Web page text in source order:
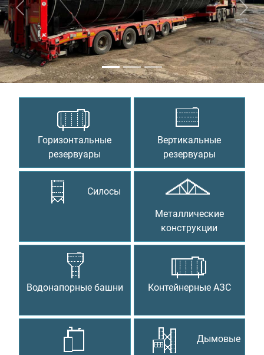
Предыдущий
Горизонтальные
резервуары
Вертикальные
резервуары
Силосы
Металлические
конструкции
Водонапорные башни Контейнерные АЗС
Дымовые